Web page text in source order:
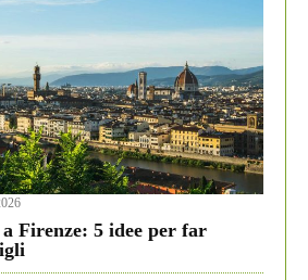
Firenze: 5 idee per far